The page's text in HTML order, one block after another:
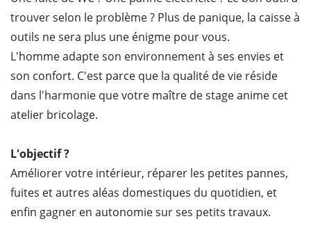
trouver selon le problème ? Plus de panique, la caisse à
outils ne sera plus une énigme pour vous.
L'homme adapte son environnement à ses envies et
son confort. C'est parce que la qualité de vie réside
dans l'harmonie que votre maître de stage anime cet
atelier bricolage.
L'objectif ?
Améliorer votre intérieur, réparer les petites pannes,
fuites et autres aléas domestiques du quotidien, et
enfin gagner en autonomie sur ses petits travaux.